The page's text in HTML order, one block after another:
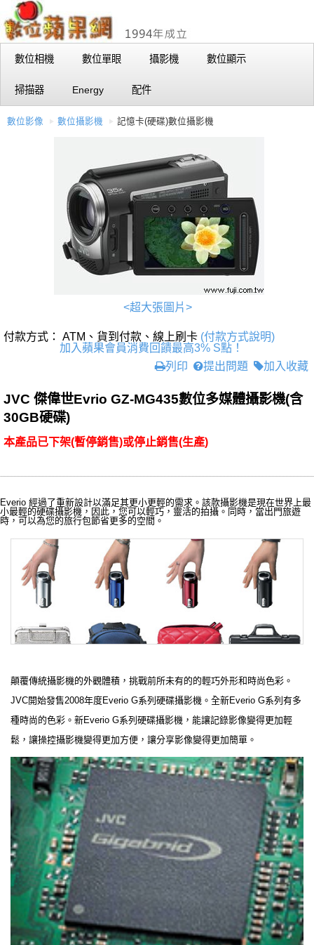
數位相機 數位單眼 攝影機 數位顯示
掃描器 Energy 配件
數位影像 數位攝影機 記憶卡(硬碟)數位攝影機
<超大張圖片>
付款方式： ATM、貨到付款、線上刷卡 (付款方式說明)
加入蘋果會員消費回饋最高3% S點！
列印
提出問題 加入收藏
JVC 傑偉世Evrio GZ-MG435數位多媒體攝影機(含
30GB硬碟)
本產品已下架(暫停銷售)或停止銷售(生產)
Everio 經過了重新設計以滿足其更小更輕的需求。該款攝影機是現在世界上最
小最輕的硬碟攝影機，因此，您可以輕巧，靈活的拍攝。同時，當出門旅遊
時，可以為您的旅行包節省更多的空間。
顛覆傳統攝影機的外觀體積，挑戰前所未有的的輕巧外形和時尚色彩。
JVC開始發售2008年度Everio G系列硬碟攝影機。全新Everio G系列有多
種時尚的色彩。新Everio G系列硬碟攝影機，能讓記錄影像變得更加輕
鬆，讓操控攝影機變得更加方便，讓分享影像變得更加簡單。